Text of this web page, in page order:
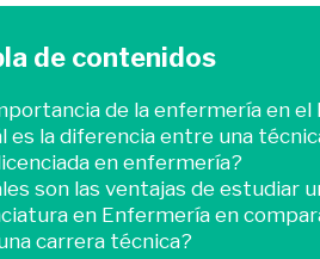
de contenidos
de la enfermería en el
es la diferencia entre una
en enfermería?
son las ventajas de estudiar
en Enfermería en
carrera técnica?